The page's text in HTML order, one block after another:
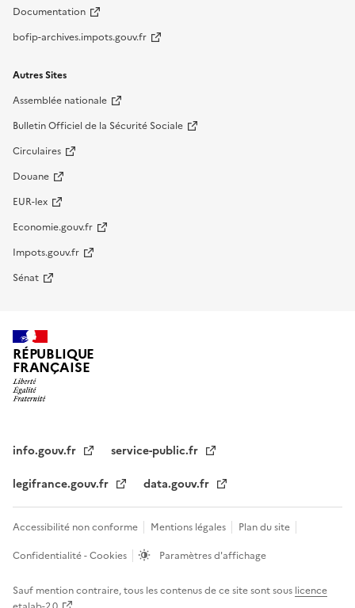
Documentation
bofip-archives.impots.gouv.fr
Autres Sites
Assemblée nationale
Bulletin Officiel de la Sécurité Sociale
Circulaires
Douane
EUR-lex
Economie.gouv.fr
Impots.gouv.fr
Sénat
RÉPUBLIQUE
FRANÇAISE
info.gouv.fr
service-public.fr
legifrance.gouv.fr
data.gouv.fr
Accessibilité non conforme Mentions légales
Plan du site
Confidentialité - Cookies
Paramètres d'affichage
Sauf mention contraire, tous les contenus de ce site sont sous licence